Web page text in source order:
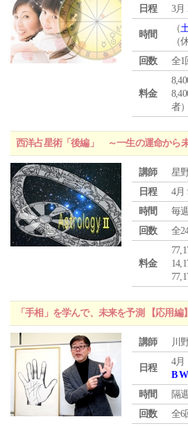
日程
3月
時間
（
（
回数
全1
料金
者）
西洋占星術「後編」 ～一生の運命から
講師
星
日程
4月
時間
毎
回数
全
料金
「手相」を学んで、未来を予測 【応用編】
講師 川
日程
4月
B
時間
隔
回数
全6